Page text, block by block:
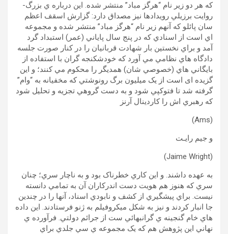
که هر دو زير نام “هرگز مباد” منتشر شده. اين درباره ي بزرگ-
روايت برزيلي رويدادها نيز مصداق دارد: گزارش اسقف اعظم
سان پائلو که آنهم زير نام “هرگز مباد” منتشر شده و مجموعه
اي است از اسنادي که در پنج سال پاياني (عمر) استبداد گرد
آمد و براي نخستين بار شهادت قربانيان را در کنار صورت جلسه
دادگاه هاي نظامي مي آورد که خودشکنجه گران با استفاده از
بايگاني هاي (خصوصي شان) همديگر را محکوم مي کنند؛ و اين
گزيده ای است از يک ميليون برگ رونوشتي که مخفيانه به “وام”
گرفته شد تا فتوکپي شود و به دست گروهي تجزيه و تحليل شود
که رهبري اش را کاردينال آرنز
(Ams)
و جيم رايـت
(Jaime Wright)
به عهده داشند. و اين کاري خطرناک بود و به ناچار سري؛ چنان
سري که هنوز هم هويت دست اندرکاران آن به تمامي دانسته
نيست. براي پيشگيري از کشف و نابودي اسناد، آنها را در چندين
جا انبار کردند و نيز به شکل ميکروفيلم به ژنو فرستادند. اين داده
هاي خام گنجينه ي گرانبهائي ست از جرائم دولتي. فرآورده ي
نهاني اين پژوهش هم که يک مجموعه ي سي جلدي براي